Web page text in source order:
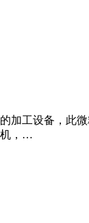
加工设备，此
机，…